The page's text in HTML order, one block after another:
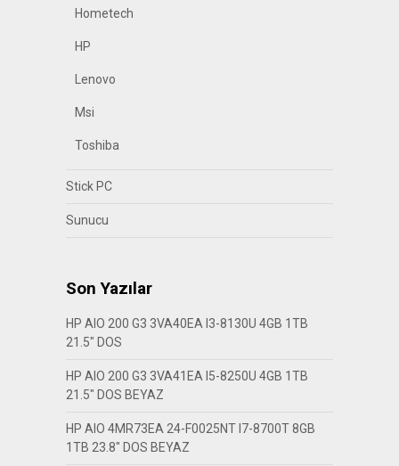
Hometech
HP
Lenovo
Msi
Toshiba
Stick PC
Sunucu
Son Yazılar
HP AIO 200 G3 3VA40EA I3-8130U 4GB 1TB
21.5″ DOS
HP AIO 200 G3 3VA41EA I5-8250U 4GB 1TB
21.5″ DOS BEYAZ
HP AIO 4MR73EA 24-F0025NT I7-8700T 8GB
1TB 23.8″ DOS BEYAZ